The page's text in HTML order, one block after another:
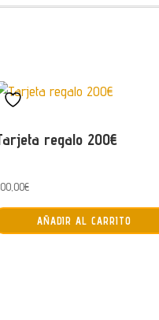
regalo 200€
€
AÑADIR AL CARRITO